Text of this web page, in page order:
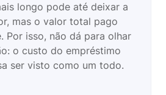
longo pode até deixar a
mas o valor total pago
Por isso, não dá para olhar
o custo do empréstimo
ser visto como um todo.